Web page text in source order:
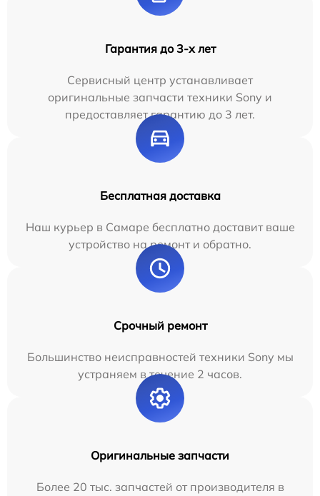
Гарантия до 3-х лет
Сервисный центр устанавливает
оригинальные запчасти техники Sony и
предоставляет гарантию до 3 лет.
Бесплатная доставка
Наш курьер в Самаре бесплатно доставит ваше
устройство на ремонт и обратно.
Срочный ремонт
Большинство неисправностей техники Sony мы
устраняем в течение 2 часов.
Оригинальные запчасти
Более 20 тыс. запчастей от производителя в